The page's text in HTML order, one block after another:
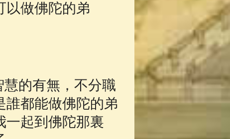
以做佛陀的弟
的有無，不分職
誰都能做佛陀的弟
一起到佛陀那裏